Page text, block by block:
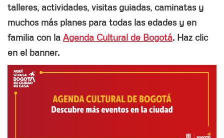
talleres, actividades, visitas guiadas, caminatas y
muchos más planes para todas las edades y en
familia con la Agenda Cultural de Bogotá. Haz clic
en el banner.